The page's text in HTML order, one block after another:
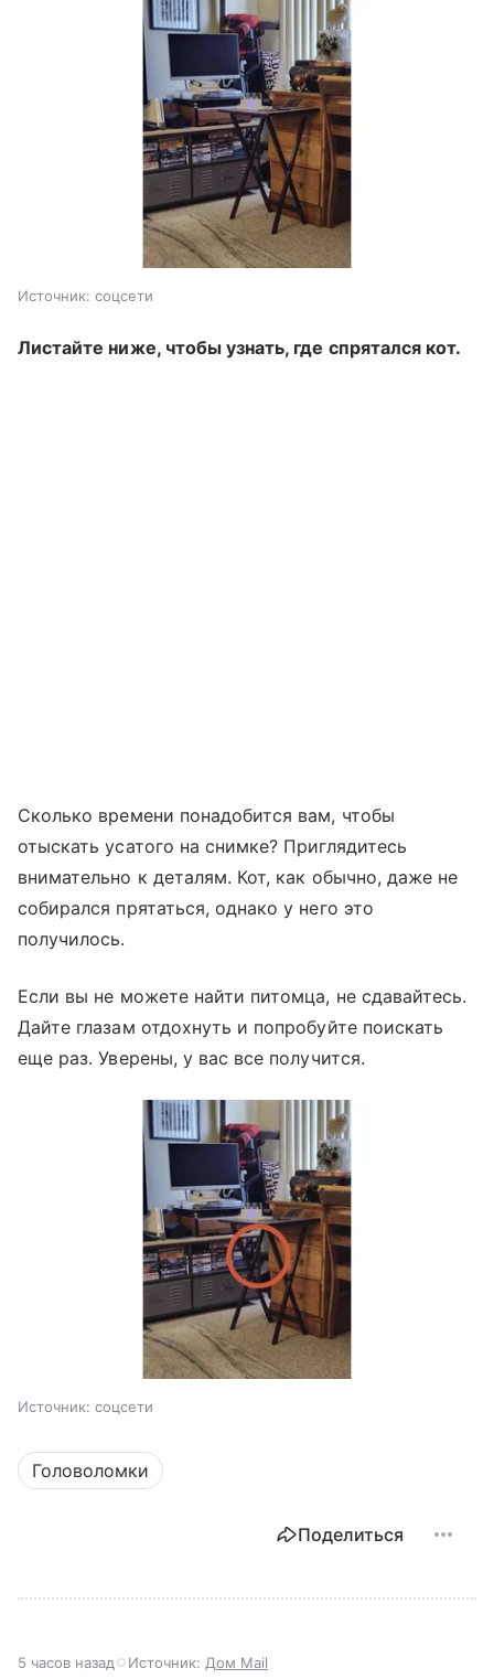
Источник: соцсети
Листайте ниже, чтобы узнать, где спрятался кот.
Сколько времени понадобится вам, чтобы
отыскать усатого на снимке? Приглядитесь
внимательно к деталям. Кот, как обычно, даже не
собирался прятаться, однако у него это
получилось.
Если вы не можете найти питомца, не сдавайтесь.
Дайте глазам отдохнуть и попробуйте поискать
еще раз. Уверены, у вас все получится.
Источник: соцсети
Головоломки
Поделиться
5 часов назад Источник: Дом Mail